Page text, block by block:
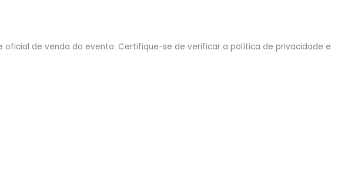
oficial de venda do evento. Certifique-se de verificar a política de privacidade e